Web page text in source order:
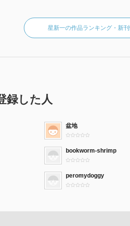
星新一の作品ランキング・新
録した人
盆地
bookworm-shrimp
peromydoggy